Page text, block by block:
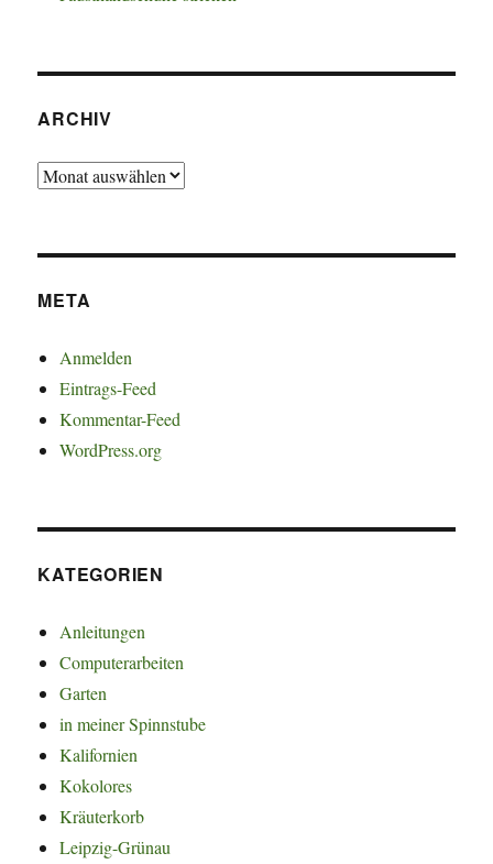
ARCHIV
Archiv
META
Anmelden
Eintrags-Feed
Kommentar-Feed
WordPress.org
KATEGORIEN
Anleitungen
Computerarbeiten
Garten
in meiner Spinnstube
Kalifornien
Kokolores
Kräuterkorb
Leipzig-Grünau